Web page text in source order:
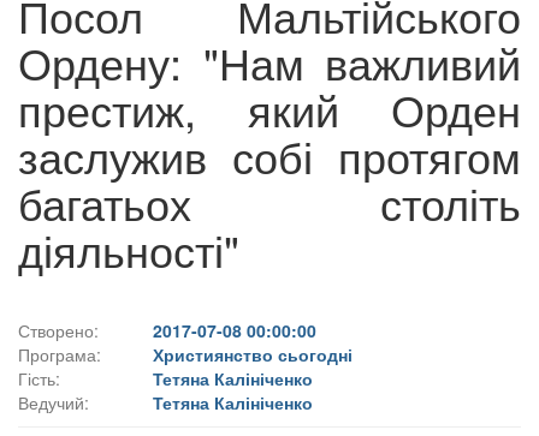
Посол Мальтійського
Ордену: "Нам важливий
престиж, який Орден
заслужив собі протягом
багатьох століть
діяльності"
Створено:
2017-07-08 00:00:00
Програма:
Християнство сьогодні
Гість:
Тетяна Калініченко
Ведучий:
Тетяна Калініченко